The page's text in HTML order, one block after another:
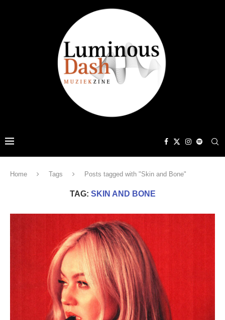
Home Tags Posts tagged with "Skin and Bone"
TAG: SKIN AND BONE